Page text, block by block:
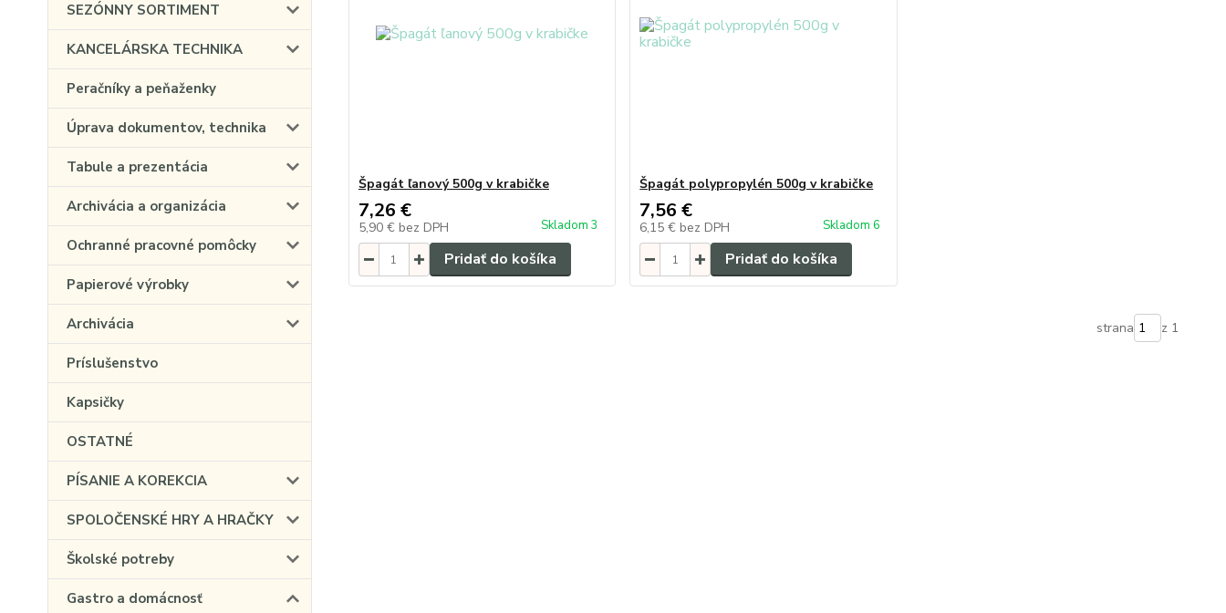
SEZÓNNY SORTIMENT
KANCELÁRSKA TECHNIKA
Peračníky a peňaženky
Úprava dokumentov, technika
Tabule a prezentácia
Archivácia a organizácia
Ochranné pracovné pomôcky
Papierové výrobky
Archivácia
Príslušenstvo
Kapsičky
OSTATNÉ
PÍSANIE A KOREKCIA
SPOLOČENSKÉ HRY A HRAČKY
Školské potreby
Gastro a domácnosť
Špagát ľanový 500g v krabičke
7,26 €
5,90 € bez DPH Skladom 3
Pridať do košíka
Špagát polypropylén 500g v krabičke
7,56 €
6,15 € bez DPH Skladom 6
Pridať do košíka
strana z 1